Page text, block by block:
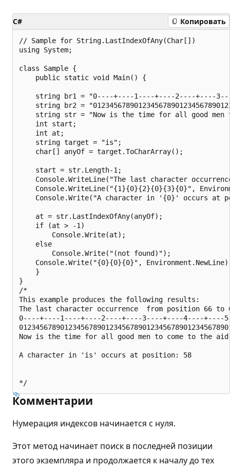
C# Копировать
// Sample for String.LastIndexOfAny(Char[])
using System;
class Sample {
    public static void Main() {
string br1 = "0----+----1----+----2----+----
string br2 =
string str = "Now is the time for all good men
    int start;
    int at;
    string target = "is";
    char[] anyOf = target.ToCharArray();
    start = str.Length-1;
Console.WriteLine("The last character
Console.WriteLine("{1}{0}{2}{0}{3}{0}",
Console.Write("A character in '{0}' occurs at
    at = str.LastIndexOfAny(anyOf);
    if (at > -1)
        Console.Write(at);
    else
        Console.Write("(not found)");
Console.Write("{0}{0}{0}",
    }
}
/*
This example produces the following results:
The last character occurrence  from position 66 to
0----+----1----+----2----+----3----+----4----+----
Now is the time for all good men to come to the
A character in 'is' occurs at position: 58
Комментарии
Нумерация индексов начинается с нуля.
Этот метод начинает поиск в последней позиции
этого экземпляра и продолжается к началу до тех